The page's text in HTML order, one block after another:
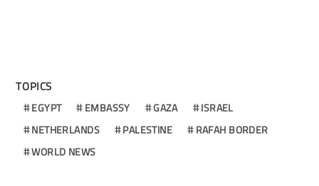
TOPICS
EGYPT EMBASSY GAZA
ISRAEL
NETHERLANDS
PALESTINE
RAFAH BORDER
WORLD NEWS